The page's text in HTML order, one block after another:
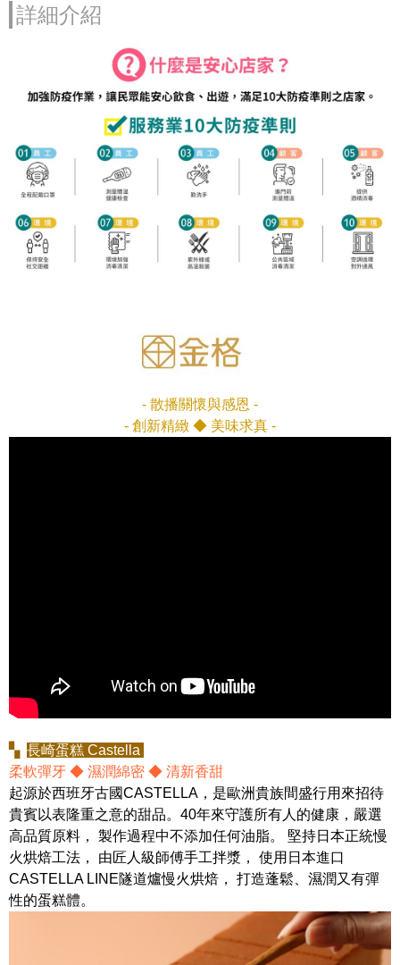
詳細介紹
- 散播關懷與感恩 -
- 創新精緻 ◆ 美味求真 -
▚ 長崎蛋糕 Castella
柔軟彈牙 ◆ 濕潤綿密 ◆ 清新香甜
起源於西班牙古國CASTELLA，是歐洲貴族間盛行用來招待
貴賓以表隆重之意的甜品。40年來守護所有人的健康，嚴選
高品質原料， 製作過程中不添加任何油脂。 堅持日本正統慢
火烘焙工法， 由匠人級師傅手工拌漿， 使用日本進口
CASTELLA LINE隧道爐慢火烘焙， 打造蓬鬆、濕潤又有彈
性的蛋糕體。